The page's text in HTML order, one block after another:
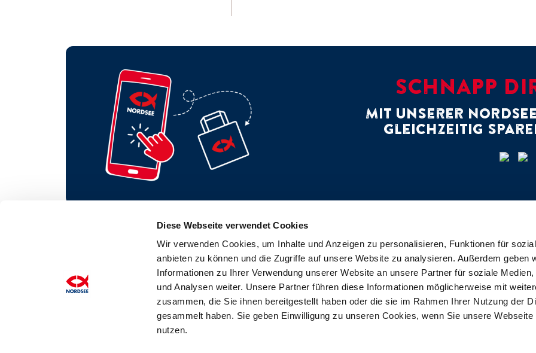
Diese Webseite verwendet Cookies
Wir verwenden Cookies, um Inhalte und Anzeigen zu personalisieren, Funktionen für
anbieten zu können und die Zugriffe auf unsere Website zu analysieren. Außerdem geben
Informationen zu Ihrer Verwendung unserer Website an unsere Partner für soziale Medien,
und Analysen weiter. Unsere Partner führen diese Informationen möglicherweise mit
zusammen, die Sie ihnen bereitgestellt haben oder die sie im Rahmen Ihrer Nutzung der
gesammelt haben. Sie geben Einwilligung zu unseren Cookies, wenn Sie unsere Webseite
nutzen.
SCHNAPP
Mit unserer
gleichzeitig
Impressum
Datenschutz